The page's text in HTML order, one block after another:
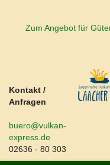
Zum Angebot für
Kontakt /
Anfragen
buero@vulkan-
express.de
02636 - 80 303